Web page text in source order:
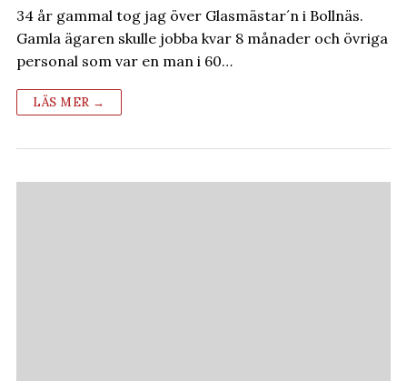
34 år gammal tog jag över Glasmästar´n i Bollnäs.
Gamla ägaren skulle jobba kvar 8 månader och övriga
personal som var en man i 60…
LÄS MER →